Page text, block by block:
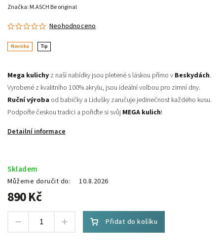
Novinka Tip
Neohodnoceno
Mega kulichy z naší nabídky jsou pletené s láskou přímo v Beskydách.
Vyrobené z kvalitního 100% akrylu, jsou ideální volbou pro zimní dny.
Ruční výroba od babičky a Lidušky zaručuje jedinečnost každého kusu.
Podpořte českou tradici a pořiďte si svůj MEGA kulich!
Detailní informace
Značka: M.ASCH Be original
890 Kč
Skladem
Můžeme doručit do: 10.8.2026
Přidat do košíku